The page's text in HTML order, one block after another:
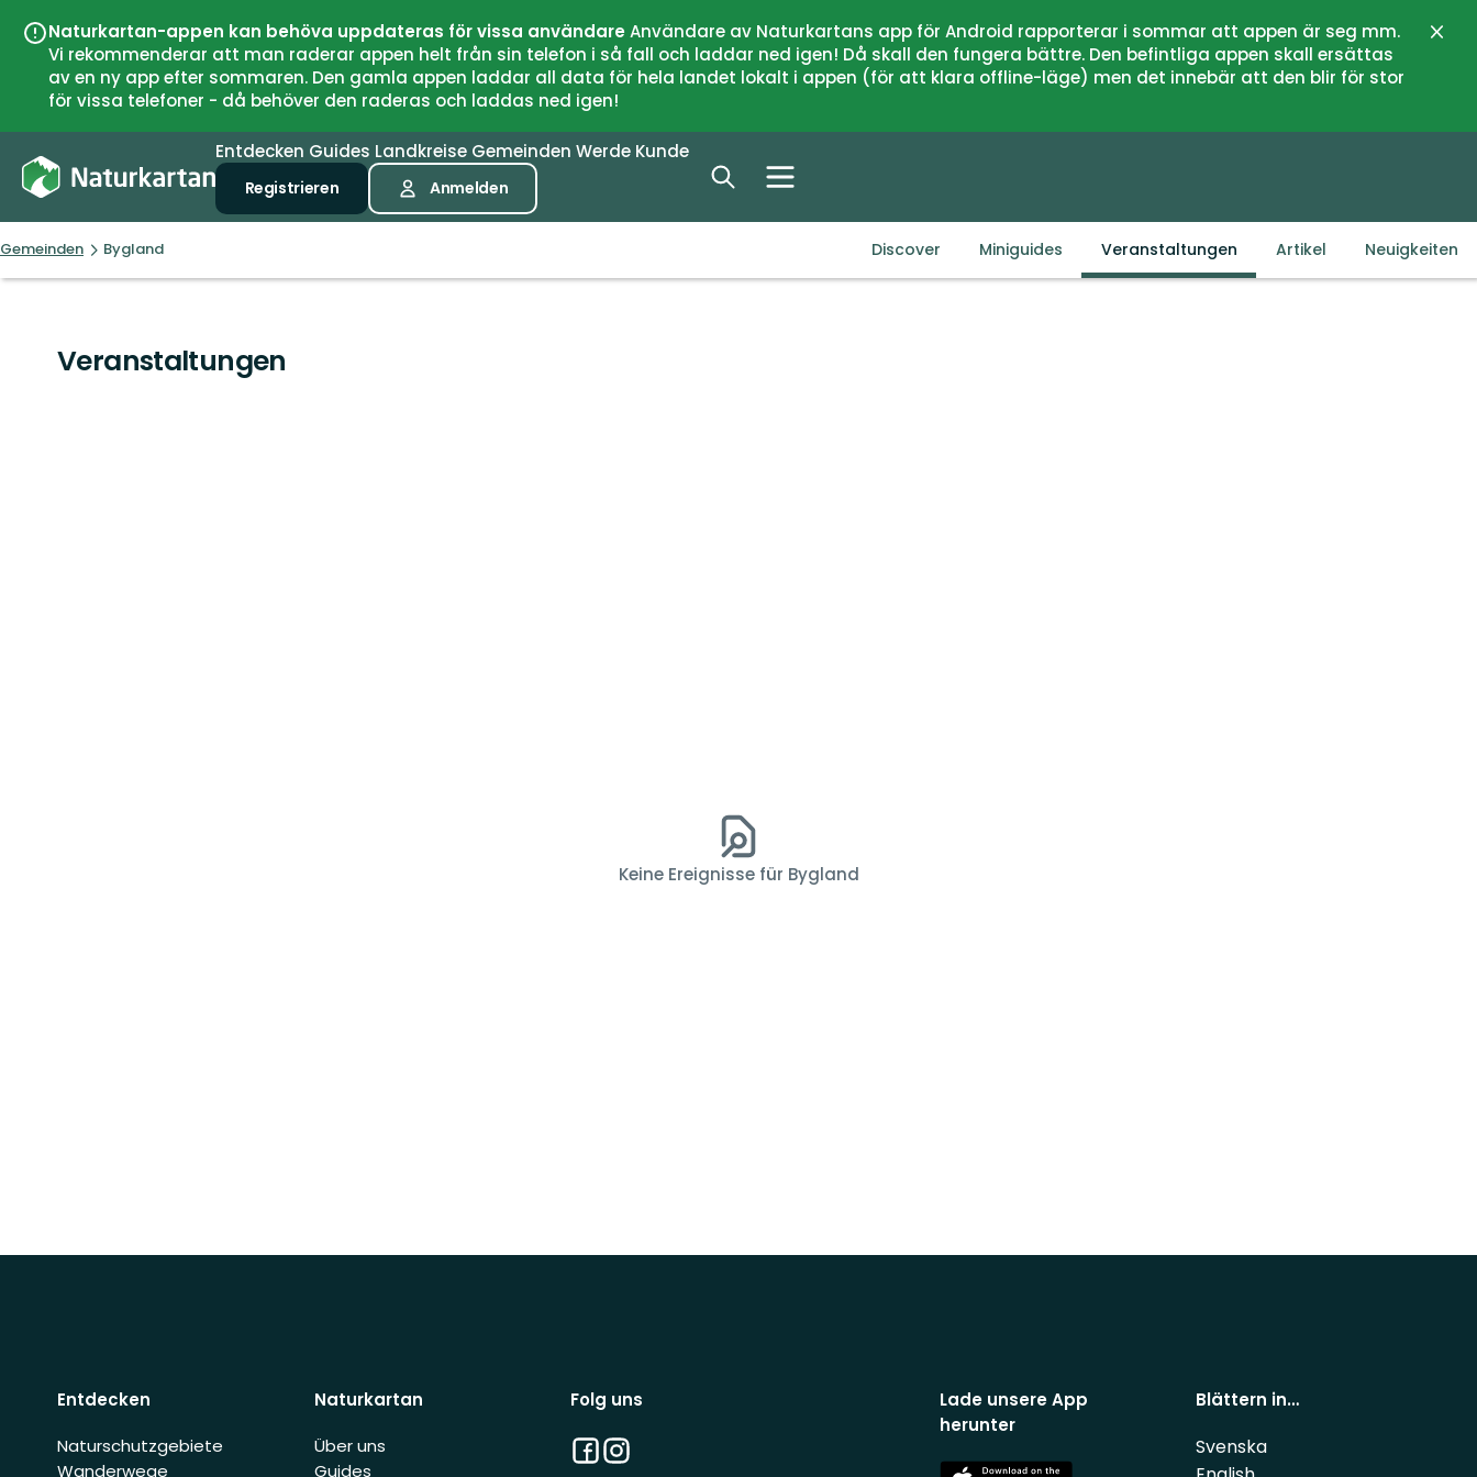
Naturkartan-appen kan behöva uppdateras för vissa användareAnvändare av Naturkartans app för Android rapporterar i sommar att appen är seg mm.
Vi rekommenderar att man raderar appen helt från sin telefon i så fall och laddar ned igen! Då skall den fungera bättre. Den befintliga appen skall ersättas
av en ny app efter sommaren. Den gamla appen laddar all data för hela landet lokalt i appen (för att klara offline-läge) men det innebär att den blir för stor
för vissa telefoner - då behöver den raderas och laddas ned igen!
Entdecken Guides Landkreise Gemeinden Werde Kunde
Registrieren Anmelden
Gemeinden Bygland Discover Miniguides Veranstaltungen Artikel Neuigkeiten
Veranstaltungen
Keine Ereignisse für Bygland
Entdecken
Naturschutzgebiete
Wanderwege
Naturkartan
Über uns
Guides
Folg uns
Facebook
Instagram
Lade unsere App
herunter
App
Blättern in…
Svenska